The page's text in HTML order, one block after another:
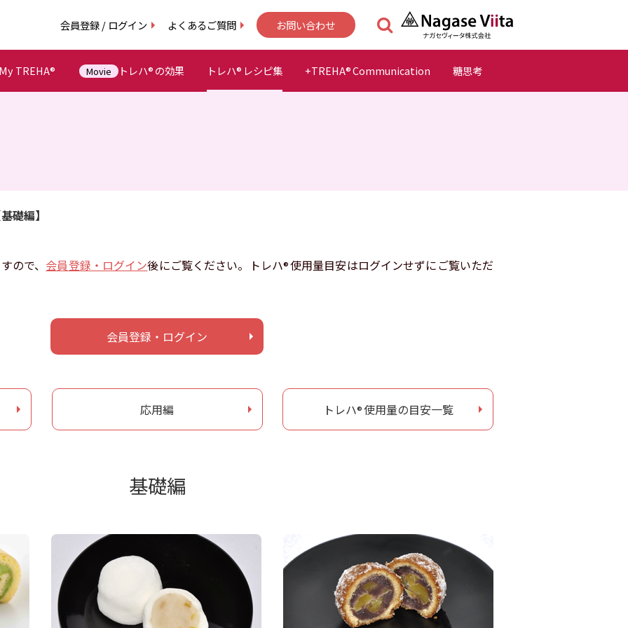
会員登録 / ログイン よくあるご質問 お問い合わせ
TREHA® Movie トレハ® の効果 トレハ® レシピ集 +TREHA®Communication 糖思考
礎編】
ので、 会員登録・ログイン後にご覧ください。トレハ®使用量目安はログインせずにご覧いただ
会員登録・ログイン
応用編 トレハ®使用量の目安一覧
基礎編